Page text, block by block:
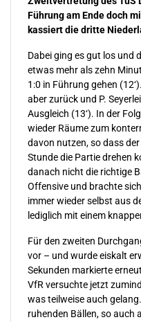
Führung am Ende doch
kassiert die dritte
Dabei ging es gut los und
etwas mehr als zehn
1:0 in Führung gehen
aber zurück und P.
Ausgleich (13‘). In der
wieder Räume zum
davon nutzen, so dass
Stunde die Partie drehen
danach nicht die richtige
Offensive und brachte
immer wieder selbst aus
lediglich mit einem
Für den zweiten
vor – und wurde eiskalt
Sekunden markierte
VfR versuchte jetzt
was teilweise auch
ruhenden Bällen, so auch